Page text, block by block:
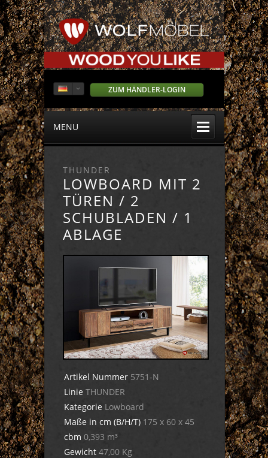
ZUM HÄNDLER-LOGIN
MENU
THUNDER
LOWBOARD MIT 2
TÜREN / 2
SCHUBLADEN / 1
ABLAGE
Artikel Nummer 5751-N
Linie THUNDER
Kategorie Lowboard
Maße in cm (B/H/T) 175 x 60 x 45
cbm 0,393 m³
Gewicht 47,00 Kg